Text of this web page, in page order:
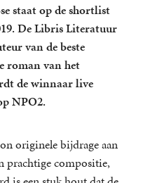
staat op de shortlist
De Libris Literatuur
van de beste
roman van het
de winnaar live
NPO2.
originele bijdrage aan
prachtige compositie,